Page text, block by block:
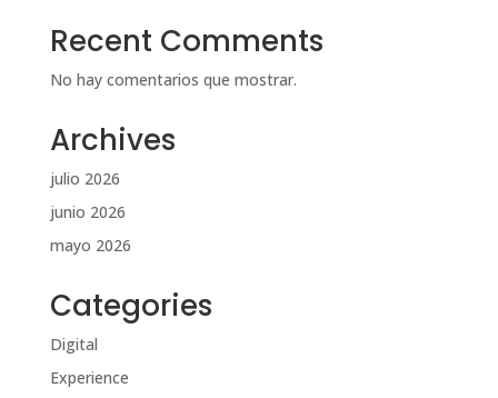
Recent Comments
No hay comentarios que mostrar.
Archives
julio 2026
junio 2026
mayo 2026
Categories
Digital
Experience